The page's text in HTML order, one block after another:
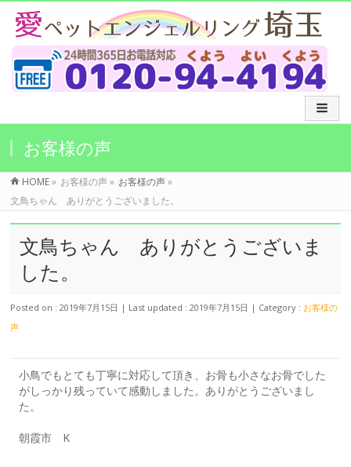
お客様の声
HOME» お客様の声 » お客様の声»
文鳥ちゃん ありがとうございました。
文鳥ちゃん ありがとうございま
した。
Posted on : 2019年7月15日 Last updated : 2019年7月15日 Category : お客様の
声
小鳥でもとても丁寧に対応して頂き、お骨も小さなお骨でした
がしっかり残っていて感動しました。ありがとうございまし
た。
朝霞市 K